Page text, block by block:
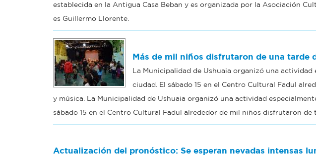
establecida en la Antigua Casa Beban y es organizada por la Asociación
es Guillermo Llorente.
Más de mil niños disfrutaron de una tarde
La Municipalidad de Ushuaia organizó una
ciudad. El sábado 15 en el Centro Cultural Fadul
y música. La Municipalidad de Ushuaia organizó una actividad
sábado 15 en el Centro Cultural Fadul alrededor de mil niños disfrutaron de
Actualización del pronóstico: Se esperan nevadas intensas